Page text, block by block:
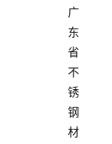
广
东
省
不
锈
钢
材